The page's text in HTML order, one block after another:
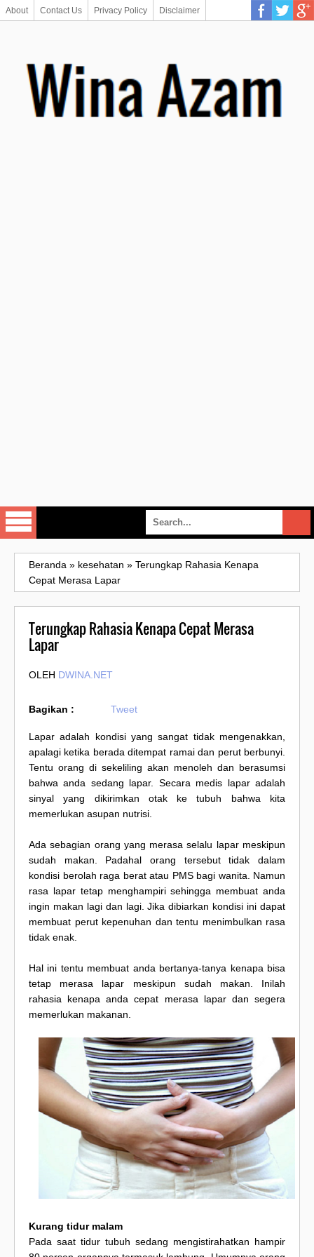
About Contact Us Privacy Policy Disclaimer
Beranda » kesehatan » Terungkap Rahasia Kenapa
Cepat Merasa Lapar
Terungkap Rahasia Kenapa Cepat Merasa
Lapar
OLEH DWINA.NET
Bagikan : Tweet
Lapar adalah kondisi yang sangat tidak mengenakkan,
apalagi ketika berada ditempat ramai dan perut berbunyi.
Tentu orang di sekeliling akan menoleh dan berasumsi
bahwa anda sedang lapar. Secara medis lapar adalah
sinyal yang dikirimkan otak ke tubuh bahwa kita
memerlukan asupan nutrisi.
Ada sebagian orang yang merasa selalu lapar meskipun
sudah makan. Padahal orang tersebut tidak dalam
kondisi berolah raga berat atau PMS bagi wanita. Namun
rasa lapar tetap menghampiri sehingga membuat anda
ingin makan lagi dan lagi. Jika dibiarkan kondisi ini dapat
membuat perut kepenuhan dan tentu menimbulkan rasa
tidak enak.
Hal ini tentu membuat anda bertanya-tanya kenapa bisa
tetap merasa lapar meskipun sudah makan. Inilah
rahasia kenapa anda cepat merasa lapar dan segera
memerlukan makanan.
Kurang tidur malam
Pada saat tidur tubuh sedang mengistirahatkan hampir